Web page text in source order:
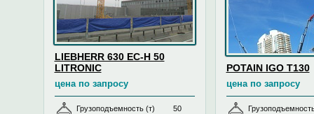
LIEBHERR 630 EC-H 50
LITRONIC
цена по запросу
Грузоподъемность (т) 50
POTAIN IGO T130
цена по запросу